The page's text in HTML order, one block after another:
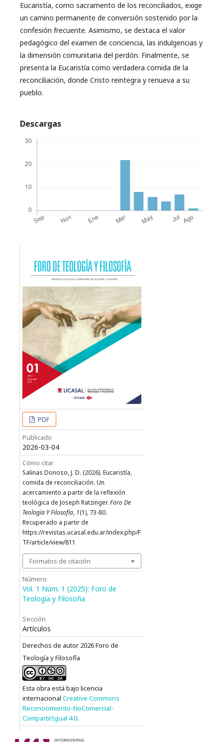
Eucaristía, como sacramento de los reconciliados, exige
un camino permanente de conversión sostenido por la
confesión frecuente. Asimismo, se destaca el valor
pedagógico del examen de conciencia, las indulgencias y
la dimensión comunitaria del perdón. Finalmente, se
presenta la Eucaristía como verdadera comida de la
reconciliación, donde Cristo reintegra y renueva a su
pueblo.
Descargas
PDF
Publicado
2026-03-04
Cómo citar
Salinas Donoso, J. D. (2026). Eucaristía,
comida de reconciliación. Un
acercamiento a partir de la reflexión
teológica de Joseph Ratzinger. Foro De
Teología Y Filosofía, 1(1), 73-80.
Recuperado a partir de
https://revistas.ucasal.edu.ar/index.php/F
TF/article/view/811
Formatos de citación
Número
Vol. 1 Núm. 1 (2025): Foro de
Teología y Filosofia
Sección
Artículos
Derechos de autor 2026 Foro de
Teología y Filosofía
Esta obra está bajo licencia
internacional Creative Commons
Reconocimiento-NoComercial-
CompartirIgual 4.0.